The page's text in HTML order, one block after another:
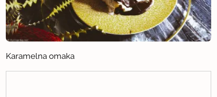
Karamelna omaka